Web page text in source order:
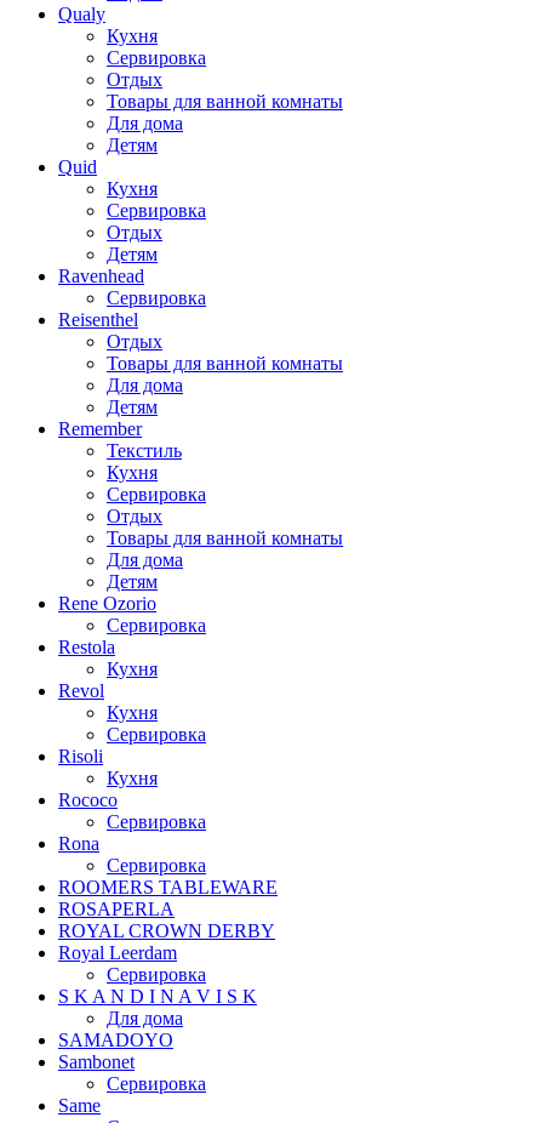
Qualy
Кухня
Сервировка
Отдых
Товары для ванной комнаты
Для дома
Детям
Quid
Кухня
Сервировка
Отдых
Детям
Ravenhead
Сервировка
Reisenthel
Отдых
Товары для ванной комнаты
Для дома
Детям
Remember
Текстиль
Кухня
Сервировка
Отдых
Товары для ванной комнаты
Для дома
Детям
Rene Ozorio
Сервировка
Restola
Кухня
Revol
Кухня
Сервировка
Risoli
Кухня
Rococo
Сервировка
Rona
Сервировка
ROOMERS TABLEWARE
ROSAPERLA
ROYAL CROWN DERBY
Royal Leerdam
Сервировка
S K A N D I N A V I S K
Для дома
SAMADOYO
Sambonet
Сервировка
Same